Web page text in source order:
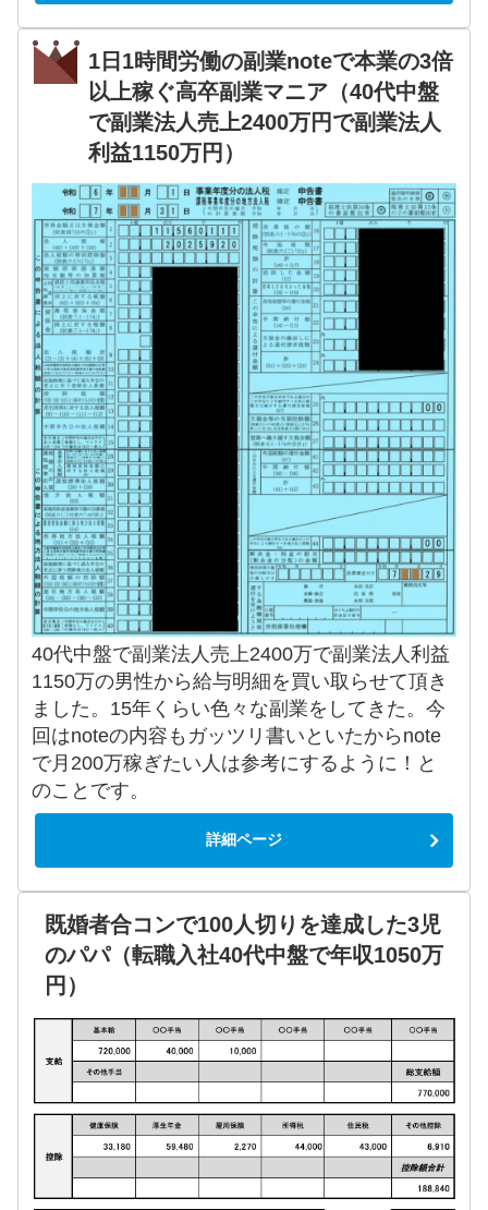
1日1時間労働の副業noteで本業の3倍
以上稼ぐ高卒副業マニア（40代中盤
で副業法人売上2400万円で副業法人
利益1150万円）
40代中盤で副業法人売上2400万で副業法人利益
1150万の男性から給与明細を買い取らせて頂き
ました。15年くらい色々な副業をしてきた。今
回はnoteの内容もガッツリ書いといたからnote
で月200万稼ぎたい人は参考にするように！と
のことです。
詳細ページ
既婚者合コンで100人切りを達成した3児
のパパ（転職入社40代中盤で年収1050万
円）